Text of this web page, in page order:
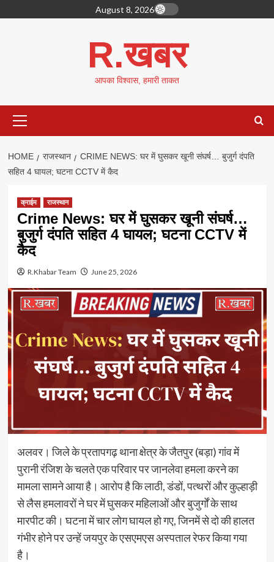
to
August 8, 2026
R.खबर
आपका विश्वास, हमारी ताकत
Menu
HOME राजस्थान
CRIME NEWS: घर में घुसकर खूनी संघर्ष… बुजुर्ग दंपति
सहित 4 घायल; घटना CCTV में कैद
क्राईम राजस्थान
Crime News: घर में घुसकर खूनी संघर्ष…
बुजुर्ग दंपति सहित 4 घायल; घटना CCTV में
कैद
R.Khabar Team June 25, 2026
अलवर। जिले के प्रतापगढ़ थाना क्षेत्र के जैतपुर (बड़ा) गांव में
पुरानी रंजिश के चलते एक परिवार पर जानलेवा हमला करने का
मामला सामने आया है। आरोप है कि लाठी, डंडों, पत्थरों और कुल्हाड़ी
से लैस हमलावरों ने घर में घुसकर महिलाओं और बुजुर्गों के साथ
मारपीट की। घटना में चार लोग घायल हो गए, जिनमें से दो की हालत
गंभीर होने पर उन्हें जयपुर के एसएमएस अस्पताल रेफर किया गया
है।